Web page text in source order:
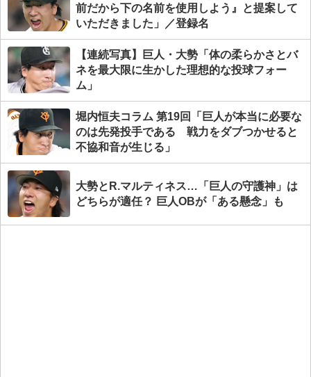
前だから下の名前を使用しよう』と提案して
いただきました」／登録名
【連続写真】巨人・大勢「体の柔らかさとバ
ネを最大限に生かした理想的な投球フォー
ム」
堀内恒夫コラム 第19回「巨人が本当に必要な
のは先発投手である 戦力をダブつかせると
不協和音が生じる」
大勢とR.マルティネス…「巨人の守護神」は
どちらが適任？ 巨人OBが「ある懸念」も